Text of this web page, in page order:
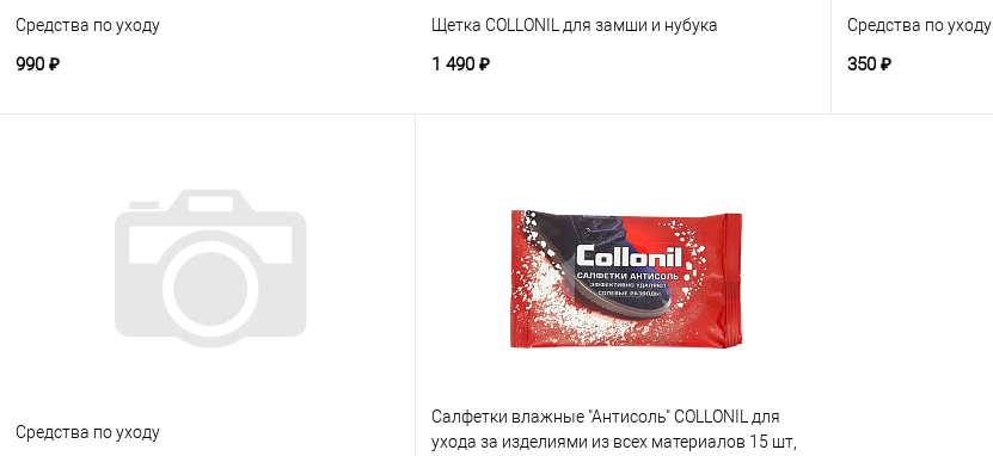
Средства по уходу
990 ₽
Щетка COLLONIL для замши и нубука
1 490 ₽
Средства по уходу
350 ₽
Средства по уходу
Салфетки влажные "Антисоль" COLLONIL для
ухода за изделиями из всех материалов 15 шт,